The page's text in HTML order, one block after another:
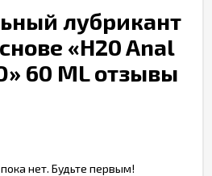
лубрикант
«H20 Anal
60 ML отзывы
нет. Будьте первым!